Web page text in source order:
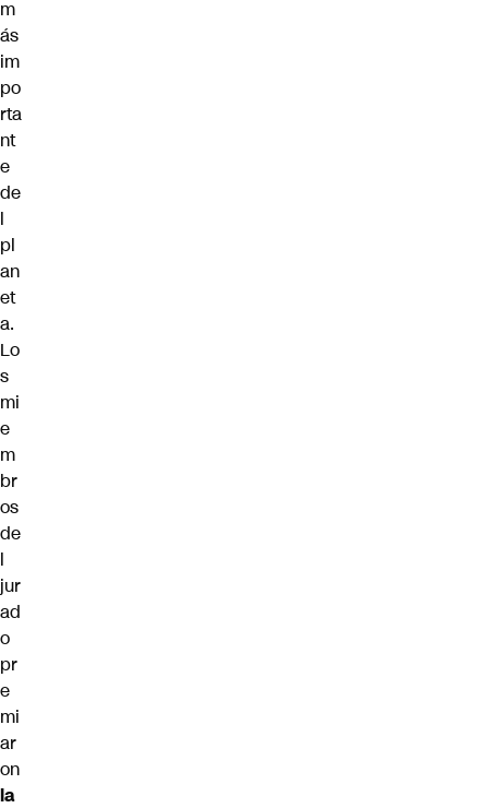
m
ás
im
po
rta
nt
e
de
l
pl
an
et
a.
Lo
s
mi
e
m
br
os
de
l
jur
ad
o
pr
e
mi
ar
on
la